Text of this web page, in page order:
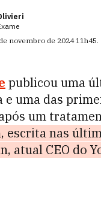
novembro de 2024 11h45.
publicou uma
e uma das
um
escrita nas
atual CEO do